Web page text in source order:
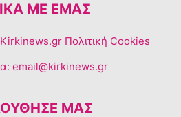
ΜΕ ΕΜΆΣ
Πολιτική Cookies
email@kirkinews.gr
ΜΑΣ